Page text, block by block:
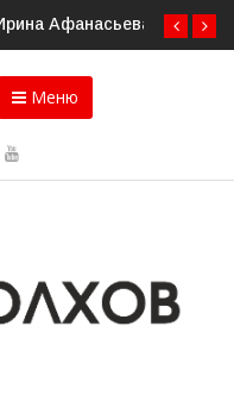
контракте